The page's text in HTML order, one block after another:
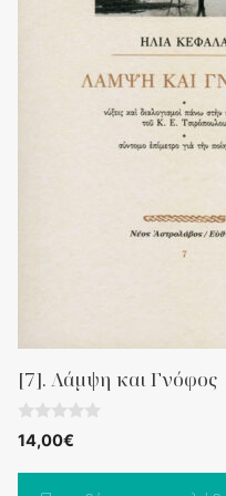
[7]. Λάμψη και Γνόφος
0
o
14,00€